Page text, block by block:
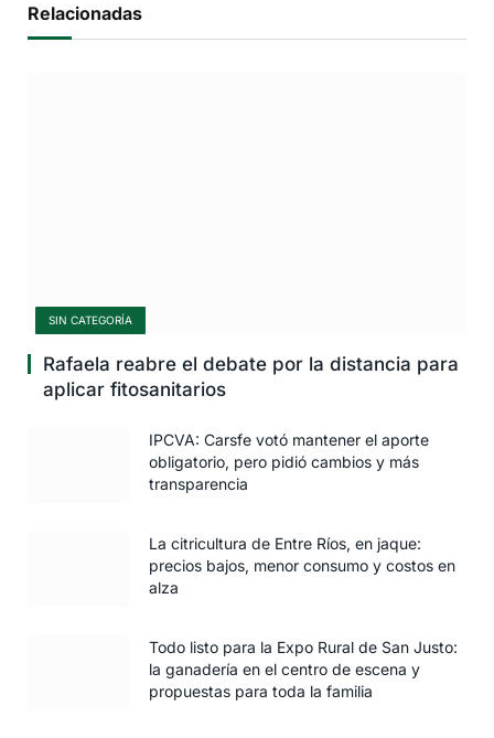
Relacionadas
SIN CATEGORÍA
Rafaela reabre el debate por la distancia para
aplicar fitosanitarios
IPCVA: Carsfe votó mantener el aporte
obligatorio, pero pidió cambios y más
transparencia
La citricultura de Entre Ríos, en jaque:
precios bajos, menor consumo y costos en
alza
Todo listo para la Expo Rural de San Justo:
la ganadería en el centro de escena y
propuestas para toda la familia